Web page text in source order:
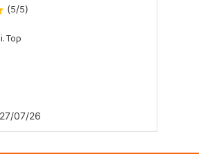
(5/5)
Top
07/26